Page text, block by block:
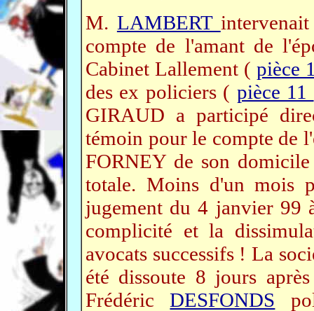
M. LAMBERT
compte de l'amant de
Cabinet Lallement (pièce
des ex policiers ( pièce 11
GIRAUD a participé
témoin pour le compte de
FORNEY de son
totale. Moins d'un mois
jugement du 4 janvier 99
complicité et la
avocats successifs ! La
été dissoute 8 jours
FrédéricDESFONDS